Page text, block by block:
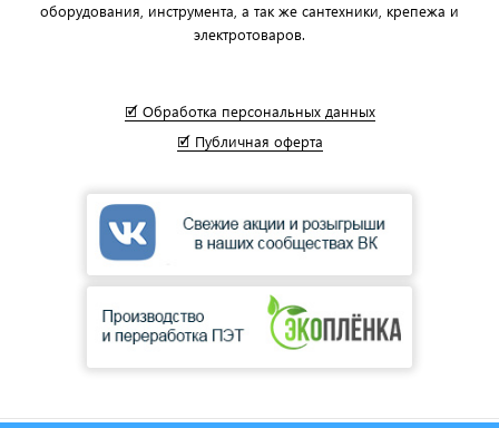
оборудования, инструмента, а так же сантехники, крепежа и
электротоваров.
🗹 Обработка персональных данных
🗹 Публичная оферта